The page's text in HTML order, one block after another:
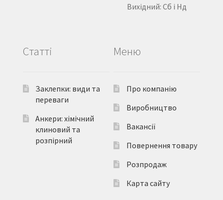
Вихідний: Сб і Нд
Статті
Заклепки: види та
переваги
Анкери: хімічний
клиновий та
розпірний
Меню
Про компанію
Виробництво
Вакансії
Повернення товару
Розпродаж
Карта сайту